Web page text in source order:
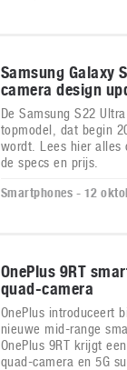
Samsung Galaxy
camera design
De Samsung S22
topmodel, dat begin
wordt. Lees hier alles
de specs en prijs.
Smartphones - 12
OnePlus 9RT
quad-camera
OnePlus introduceert
nieuwe mid-range
OnePlus 9RT krijgt
quad-camera en 5G